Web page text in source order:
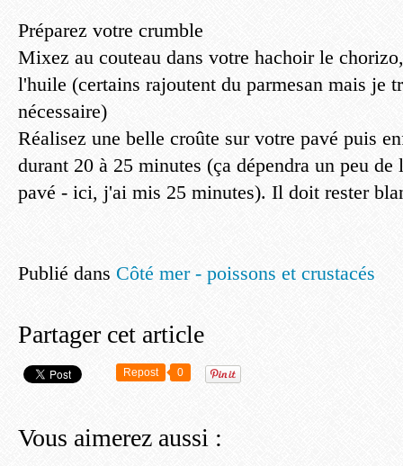
Préparez votre crumble
Mixez au couteau dans votre hachoir le
l'huile (certains rajoutent du parmesan mais je
nécessaire)
Réalisez une belle croûte sur votre pavé puis
durant 20 à 25 minutes (ça dépendra un peu de
pavé - ici, j'ai mis 25 minutes). Il doit rester
Publié dans Côté mer - poissons et crustacés
Partager cet article
Repost 0
Vous aimerez aussi :